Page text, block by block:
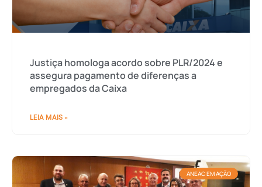
Justiça homologa acordo sobre PLR/2024 e
assegura pagamento de diferenças a
empregados da Caixa
LEIA MAIS »
ANEAC EM AÇÃO